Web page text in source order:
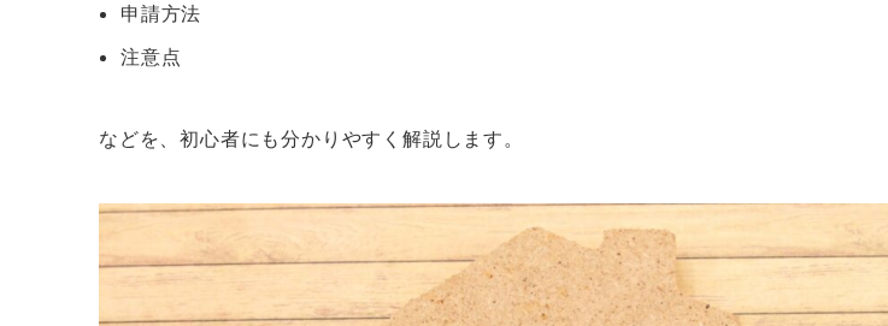
申請方法
注意点
などを、初心者にも分かりやすく解説します。